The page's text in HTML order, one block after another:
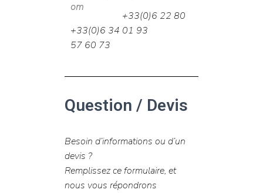
om
+33(0)6 34
57 60 73
+33(0)6 22 80
01 93
Question / Devis
Besoin d’informations ou d’un
devis ?
Remplissez ce formulaire, et
nous vous répondrons